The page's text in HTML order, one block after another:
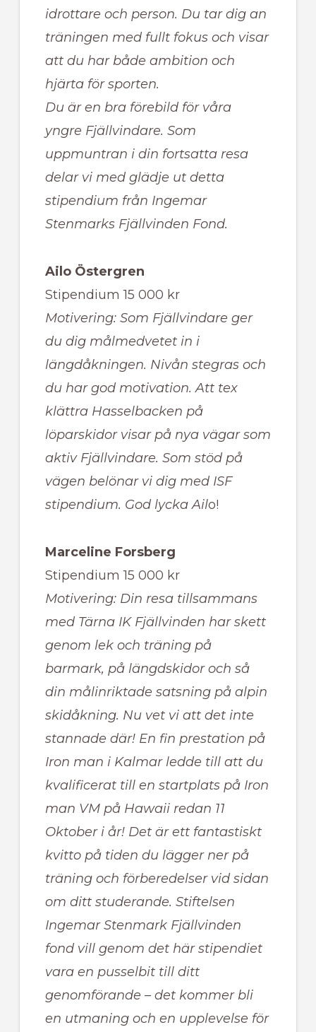
idrottare och person. Du tar dig an
träningen med fullt fokus och visar
att du har både ambition och
hjärta för sporten.
Du är en bra förebild för våra
yngre Fjällvindare. Som
uppmuntran i din fortsatta resa
delar vi med glädje ut detta
stipendium från Ingemar
Stenmarks Fjällvinden Fond.
Ailo Östergren
Stipendium 15 000 kr
Motivering: Som Fjällvindare ger
du dig målmedvetet in i
längdåkningen. Nivån stegras och
du har god motivation. Att tex
klättra Hasselbacken på
löparskidor visar på nya vägar som
aktiv Fjällvindare. Som stöd på
vägen belönar vi dig med ISF
stipendium. God lycka Ailo!
Marceline Forsberg
Stipendium 15 000 kr
Motivering: Din resa tillsammans
med Tärna IK Fjällvinden har skett
genom lek och träning på
barmark, på längdskidor och så
din målinriktade satsning på alpin
skidåkning. Nu vet vi att det inte
stannade där! En fin prestation på
Iron man i Kalmar ledde till att du
kvalificerat till en startplats på Iron
man VM på Hawaii redan 11
Oktober i år! Det är ett fantastiskt
kvitto på tiden du lägger ner på
träning och förberedelser vid sidan
om ditt studerande. Stiftelsen
Ingemar Stenmark Fjällvinden
fond vill genom det här stipendiet
vara en pusselbit till ditt
genomförande – det kommer bli
en utmaning och en upplevelse för